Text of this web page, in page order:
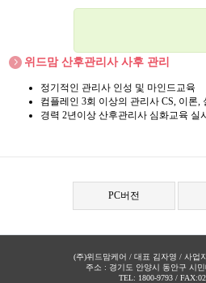
위드맘 산후관리사 사후 관리
정기적인 관리사 인성 및 마인드교육
컴플레인 3회 이상의 관리사 CS, 이론,
경력 2년이상 산후관리사 심화교육 실시
PC버전
(주)위드맘케어 / 대표 김자영 / 사업
주소 : 경기도 안양시 동안구 시
TEL: 1800-9793 /